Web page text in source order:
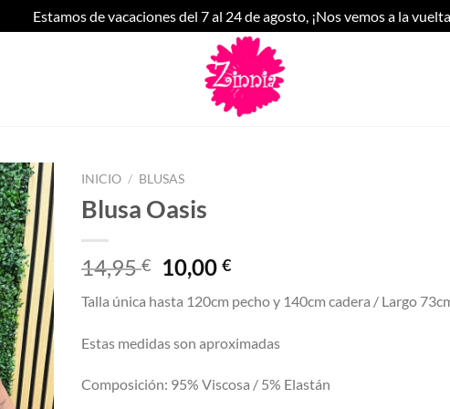
Estamos de vacaciones del 7 al 24 de agosto, ¡Nos vemos a la
Añadir
a la
lista
de
deseos
INICIO / BLUSAS
Blusa Oasis
14,95€
El
precio
original
14,95 €.
10,00€El
actual
10,00 €.
Talla única hasta 120cm pecho y 140cm cadera / Largo
Estas medidas son aproximadas
Composición: 95% Viscosa / 5% Elastán